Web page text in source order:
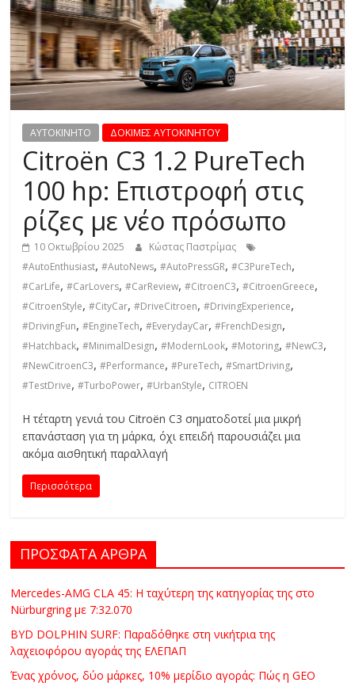
R
E
S
SAYTOKINHTO ΔΟΚΙΜΕΣ ΑΥΤΟΚΙΝΗΤΟΥ
Citroën C3 1.2 PureTech
100 hp: Επιστροφή στις
ρίζες με νέο πρόσωπο
10 Οκτωβρίου 2025
Κώστας Παστρίμας
#AutoEnthusiast,#AutoNews,#AutoPressGR,#C3PureTech,
#CarLife,#CarLovers,#CarReview,#CitroenC3,#CitroenGreece,
#CitroenStyle,#CityCar,#DriveCitroen,#DrivingExperience,
#DrivingFun,#EngineTech,#EverydayCar,#FrenchDesign,
#Hatchback,#MinimalDesign,#ModernLook,#Motoring,#NewC3,
#NewCitroenC3,#Performance,#PureTech,#SmartDriving,
#TestDrive,#TurboPower,#UrbanStyle, CITROEN
Η τέταρτη γενιά του Citroën C3 σηματοδοτεί μια μικρή
επανάσταση για τη μάρκα, όχι επειδή παρουσιάζει μια
ακόμα αισθητική παραλλαγή
Περισσότερα
ΠΡΟΣΦΑΤΑ ΑΡΘΡΑ
Mercedes-AMG CLA 45: Η ταχύτερη της κατηγορίας της στο
Nürburgring με 7:32.070
BYD DOLPHIN SURF: Παραδόθηκε στη νικήτρια της
λαχειοφόρου αγοράς της ΕΛΕΠΑΠ
Ένας χρόνος, δύο μάρκες, 10% μερίδιο αγοράς: Πώς η GEO